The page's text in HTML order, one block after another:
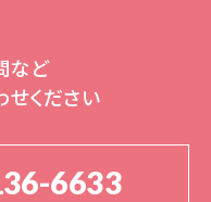
など
ください
6633